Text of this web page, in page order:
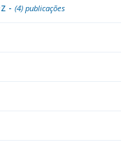
- (4) publicações